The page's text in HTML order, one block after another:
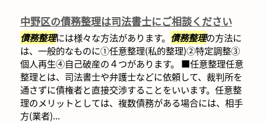
中野区の債務整理は司法書士にご相談ください
債務整理には様々な方法があります。 債務整理の方法に
は、一般的なものに①任意整理(私的整理)②特定調整③
個人再生④自己破産の４つがあります。 ■任意整理任意
整理とは、司法書士や弁護士などに依頼して、裁判所を
通さずに債権者と直接交渉することをいいます。任意整
理のメリットとしては、複数債務がある場合には、相手
方(業者)...